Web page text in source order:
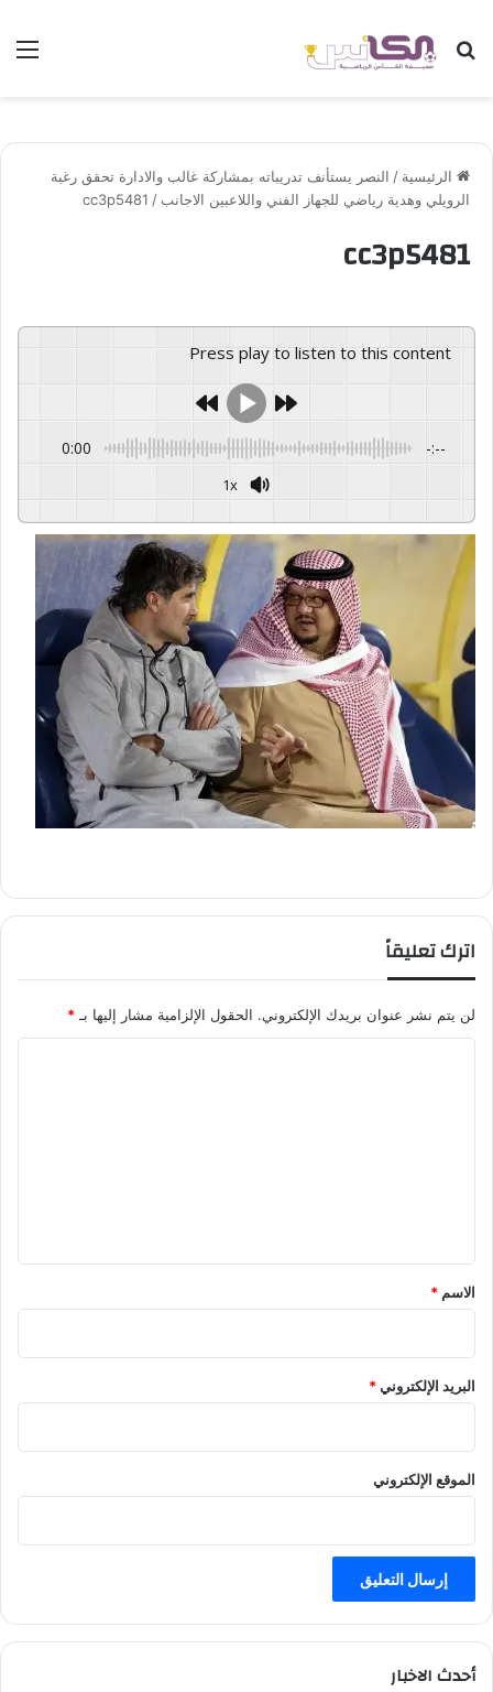
بحث عن
الرئيسية / النصر يستأنف تدريباته بمشاركة غالب والادارة تحقق رغبة
الرويلي وهدية رياضي للجهاز الفني واللاعبين الاجانب /
cc3p5481
cc3p5481
Press play to listen to this content
0:00 -:--
1x
اترك تعليقاً
لن يتم نشر عنوان بريدك الإلكتروني. الحقول الإلزامية مشار إليها بـ *
*
الاسم *
البريد الإلكتروني*
الموقع الإلكتروني
أحدث الاخبار